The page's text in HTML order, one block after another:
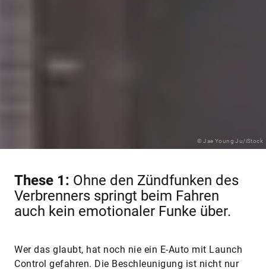
© Jae Young Ju/iStock
These 1: Ohne den Zündfunken des
Verbrenners springt beim Fahren
auch kein emotionaler Funke über.
Wer das glaubt, hat noch nie ein E-Auto mit Launch
Control gefahren. Die Beschleunigung ist nicht nur